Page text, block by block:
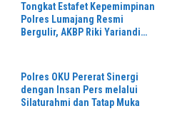
Tongkat Estafet Kepemimpinan
Polres Lumajang Resmi
Bergulir, AKBP Riki Yariandi
Polres OKU Pererat Sinergi
dengan Insan Pers melalui
Silaturahmi dan Tatap Muka